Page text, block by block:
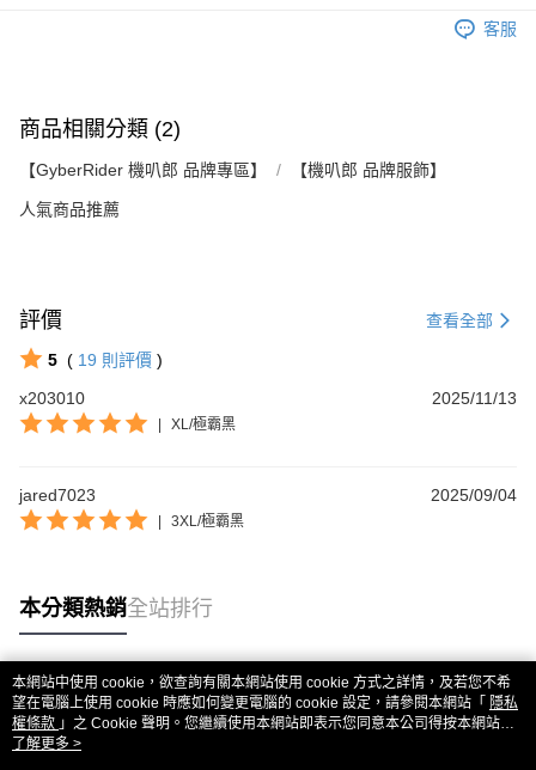
2.付款方式選擇「大哥付你分期」，訂單成立後會自動跳轉到大哥付的交易
成交易。
4.訂單成立30分鐘內，如未前往確認交易或遇審核未通過，訂單將自動取
醒簡訊。
帳／街口支付／iPASS MONEY」等通路繳費。
【注意事項】
1.本服務係由「台灣大哥大股份有限公司」（以下簡稱本公司）所提供，讓
2.基於同意付款使用「大哥付你分期」之契約關係目的，商店將以您的個人
資料（包含姓名、電話或地址）提供予台灣大哥大進項蒐集、處理及利用，
相關說明
【關於「AFTEE先享後付」】
AFTEE先享後付是「在收到商品之後才付款」的支付方式。 讓您購物簡單
便利好安心！
【「AFTEE先享後付」結帳流程】
１．於結帳方式選擇「AFTEE先享後付」後，將跳轉至「AFTEE先享後付」
結帳頁面，進行簡訊認證並確認金額後，即可完成結帳。
２．訂單成立數日內，您將收到繳費通知簡訊。
３．收到繳費通知簡訊後14天內，點擊此簡訊中的連結，可透過四大超商／
ATM／網路銀行／等多元方式進行付款，方視為交易完成。
※ 請注意：結帳手續完成當下不需立刻繳費，但若您需要取消訂單，請聯絡
※ 交易是否成功請以「AFTEE先享後付 」之結帳頁面顯示為準，若有關於
是否繳費成功／繳費後需取消欲退款等相關疑問，請聯繫「AFTEE先享後付
１．透過由恩沛科技股份有限公司提供之「AFTEE先享後付」服務完成之交
易，需依本服務之必要範圍內提供個人資料，並將交易相關給付款項請求債
權轉讓予恩沛科技股份有限公司。
２．關於個人資料處理事宜，請瀏覽以下網址：
https://aftee.tw/terms/#terms3
３．未成年的使用者請事先徵得法定代理人或監護人之同意方可使用
「AFTEE先享後付」，若未經同意申辦者引起之損失，本公司不負相關責
ATM付款
每筆NT$80，滿NT$1,999(含以上)免運費
付款後全家取貨
7-11取貨付款
付款後7-11取貨
每筆NT$80，滿NT$1,999(含以上)免運費
每筆NT$80，滿NT$1,999(含以上)免運費
客服
商品相關分類 (2)
【GyberRider 機叭郎 品牌專區】 【機叭郎 品牌服飾】
人氣商品推薦
評價 查看全部
5 ( 19 則評價 )
x203010
2025/11/13
XL/極霸黑
jared7023 2025/09/04
3XL/極霸黑
本分類熱銷全站排行
熱門標籤
本網站中使用 cookie，欲查詢有關本網站使用 cookie 方式之詳情，及若您不希
望在電腦上使用 cookie 時應如何變更電腦的 cookie 設定，請參閱本網站「 隱私
權條款 」之 Cookie 聲明。您繼續使用本網站即表示您同意本公司得按本網站使
用條款之 Cookie 聲明使用 cookie。
了解更多 >